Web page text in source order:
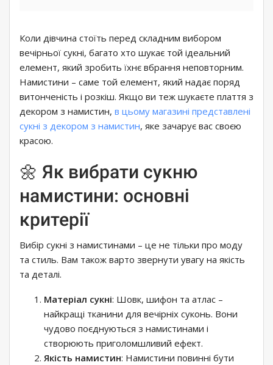
Коли дівчина стоїть перед складним вибором
вечірньої сукні, багато хто шукає той ідеальний
елемент, який зробить їхнє вбрання неповторним.
Намистини – саме той елемент, який надає поряд
витонченість і розкіш. Якщо ви теж шукаєте плаття з
декором з намистин, в цьому магазині представлені
сукні з декором з намистин, яке зачарує вас своєю
красою.
🌼 Як вибрати сукню
намистини: основні
критерії
Вибір сукні з намистинами – це не тільки про моду
та стиль. Вам також варто звернути увагу на якість
та деталі.
Матеріал сукні: Шовк, шифон та атлас –
найкращі тканини для вечірніх суконь. Вони
чудово поєднуються з намистинами і
створюють приголомшливий ефект.
Якість намистин: Намистини повинні бути